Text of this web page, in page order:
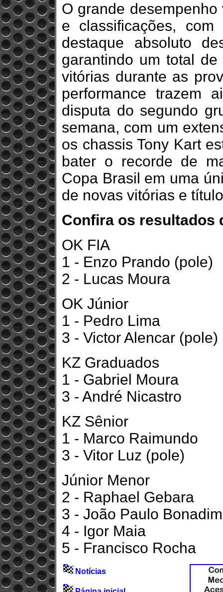
O grande
e classificações,
destaque absoluto
garantindo um total
vitórias durante as
performance trazem
disputa do segundo
semana, com um
os chassis Tony Kart
bater o recorde de
Copa Brasil em uma
de novas vitórias e
Confira os resultados
OK FIA
1 - Enzo Prando (pole)
2 - Lucas Moura
OK Júnior
1 - Pedro Lima
3 - Victor Alencar (pole)
KZ Graduados
1 - Gabriel Moura
3 - André Nicastro
KZ Sênior
1 - Marco Raimundo
3 - Vitor Luz (pole)
Júnior Menor
2 - Raphael Gebara
3 - João Paulo
4 - Igor Maia
5 - Francisco Rocha
Notícias